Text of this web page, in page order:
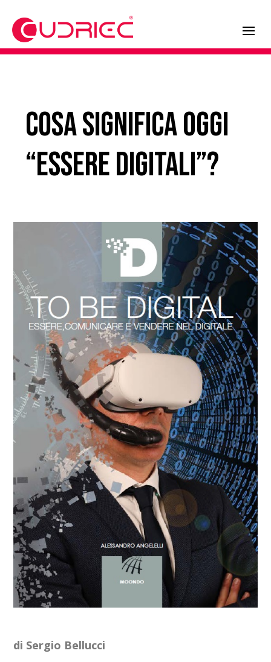
Cosa significa oggi
“Essere Digitali”?
di Sergio Bellucci